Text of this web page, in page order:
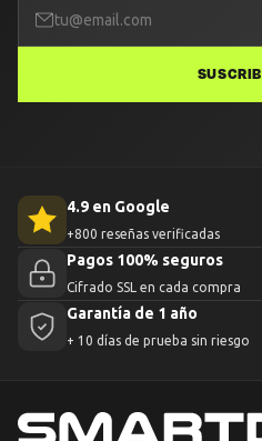
4.9 en Google
+800 reseñas verificadas
Pagos 100% seguros
Cifrado SSL en cada compra
Garantía de 1 año
+ 10 días de prueba sin riesgo